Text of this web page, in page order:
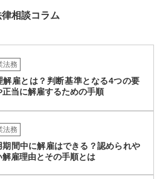
報酬と取り決めているということでし
方がよろしいかと思います。 辞任や任
れば、解任のような損害賠償の定めは
取ることができないかも検討点です。
相談コラム
法務
解雇とは？判断基準となる4つの要
正当に解雇するための手順
法務
期間中に解雇はできる？認められや
解雇理由とその手順とは